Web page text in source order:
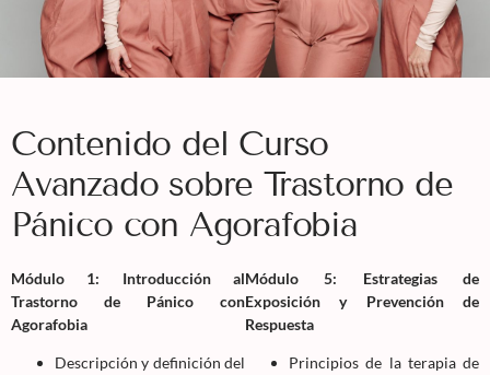
Contenido del Curso
Avanzado sobre Trastorno de
Pánico con Agorafobia
Módulo 1: Introducción al
Trastorno de Pánico con
Agorafobia
Descripción y definición del
Módulo 5: Estrategias de
Exposición y Prevención de
Respuesta
Principios de la terapia de